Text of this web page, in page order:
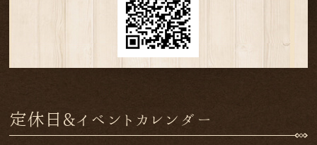
定休日&イベントカレンダー